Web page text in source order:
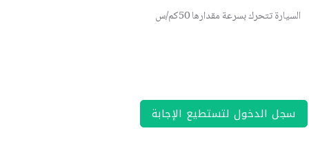
السيارة تتحرك بسرعة مقدارها 50كم/س
سجل الدخول لتستطيع الإجابة